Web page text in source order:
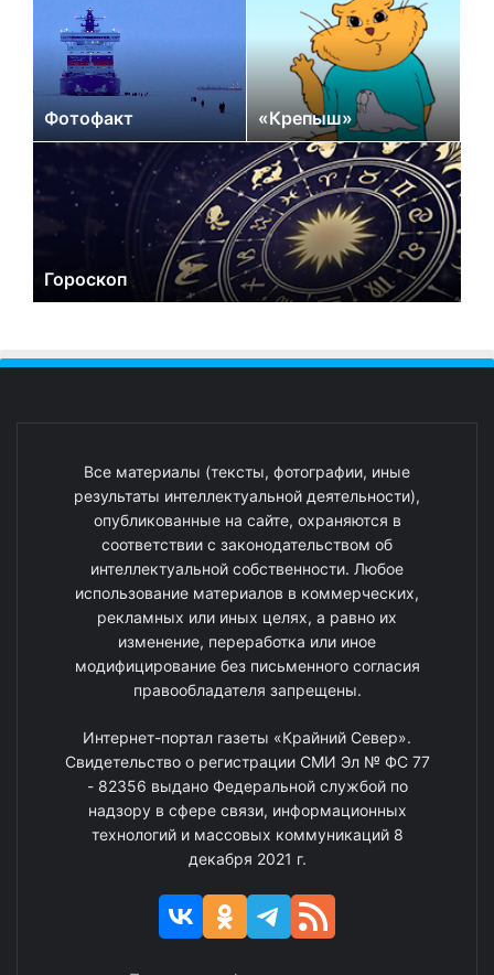
Фотофакт «Крепыш»
Гороскоп
Все материалы (тексты, фотографии, иные
результаты интеллектуальной деятельности),
опубликованные на сайте, охраняются в
соответствии с законодательством об
интеллектуальной собственности. Любое
использование материалов в коммерческих,
рекламных или иных целях, а равно их
изменение, переработка или иное
модифицирование без письменного согласия
правообладателя запрещены.
Интернет-портал газеты «Крайний Север».
Свидетельство о регистрации СМИ Эл № ФС 77
- 82356 выдано Федеральной службой по
надзору в сфере связи, информационных
технологий и массовых коммуникаций 8
декабря 2021 г.